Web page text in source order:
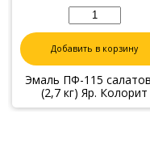
Добавить в корзину
Эмаль ПФ-115
(2,7 кг) Яр. Колорит